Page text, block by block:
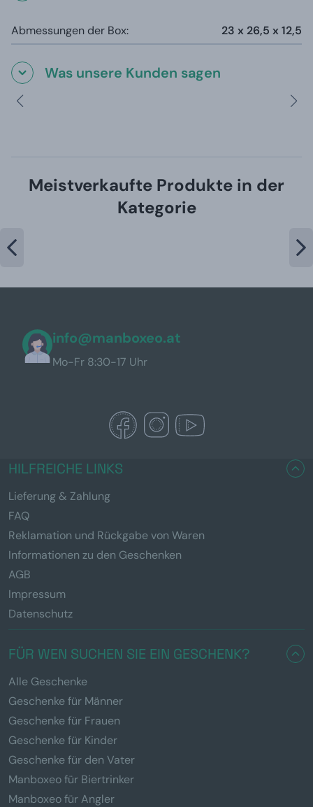
Abmessungen der Box: 23 x 26,5 x 12,5
Was unsere Kunden sagen
Meistverkaufte Produkte in der
Kategorie
info@manboxeo.at
Mo-Fr 8:30-17 Uhr
HILFREICHE LINKS
Lieferung & Zahlung
FAQ
Reklamation und Rückgabe von Waren
Informationen zu den Geschenken
AGB
Impressum
Datenschutz
FÜR WEN SUCHEN SIE EIN GESCHENK?
Alle Geschenke
Geschenke für Männer
Geschenke für Frauen
Geschenke für Kinder
Geschenke für den Vater
Manboxeo für Biertrinker
Manboxeo für Angler